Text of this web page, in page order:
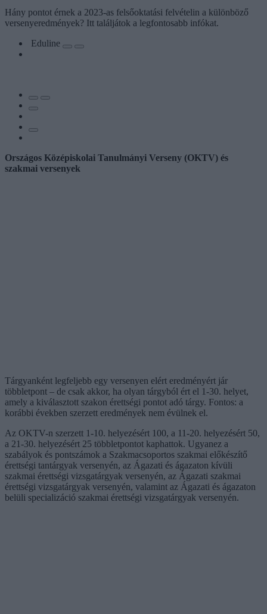
Hány pontot érnek a 2023-as felsőoktatási felvételin a különböző
versenyeredmények? Itt találjátok a legfontosabb infókat.
Eduline
Országos Középiskolai Tanulmányi Verseny (OKTV) és
szakmai versenyek
Tárgyanként legfeljebb egy versenyen elért eredményért jár
többletpont – de csak akkor, ha olyan tárgyból ért el 1-30. helyet,
amely a kiválasztott szakon érettségi pontot adó tárgy. Fontos: a
korábbi években szerzett eredmények nem évülnek el.
Az OKTV-n szerzett 1-10. helyezésért 100, a 11-20. helyezésért 50,
a 21-30. helyezésért 25 többletpontot kaphattok. Ugyanez a
szabályok és pontszámok a Szakmacsoportos szakmai előkészítő
érettségi tantárgyak versenyén, az Ágazati és ágazaton kívüli
szakmai érettségi vizsgatárgyak versenyén, az Ágazati szakmai
érettségi vizsgatárgyak versenyén, valamint az Ágazati és ágazaton
belüli specializáció szakmai érettségi vizsgatárgyak versenyén.